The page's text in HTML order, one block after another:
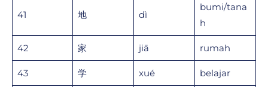
41 地 dì
bumi/tana
h
42 家 jiā rumah
43 学 xué belajar